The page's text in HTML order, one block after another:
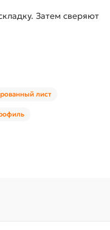
Затем сверяют
лист